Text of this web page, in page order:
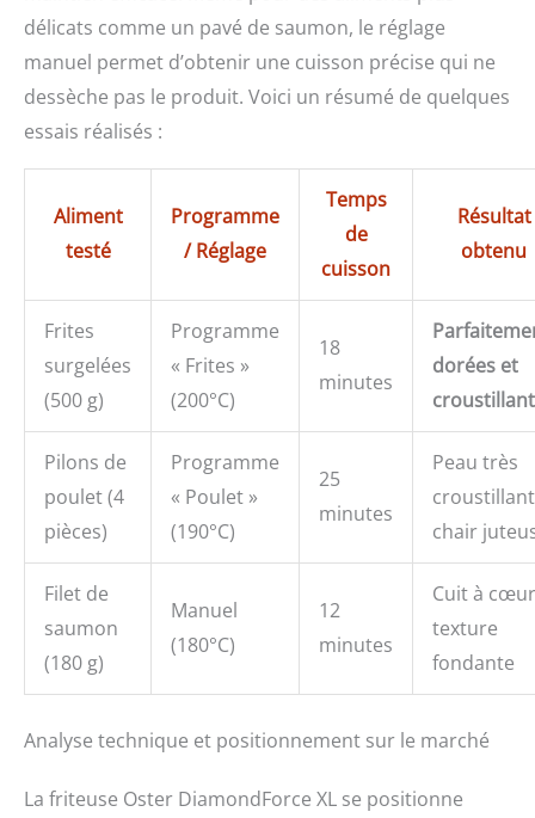
délicats comme un pavé de saumon, le réglage
manuel permet d’obtenir une cuisson précise qui ne
dessèche pas le produit. Voici un résumé de quelques
essais réalisés :
Aliment
testé
Programme
/ Réglage
Temps
de
cuisson
Résultat
obtenu
Frites
surgelées
(500 g)
Programme
« Frites »
(200°C)
18
minutes
dorées et
Pilons de
poulet (4
pièces)
Programme
« Poulet »
(190°C)
25
minutes
Peau très
chair
Filet de
saumon
(180 g)
Manuel
(180°C)
12
minutes
Cuit à
texture
fondante
Analyse technique et positionnement sur le marché
La friteuse Oster DiamondForce XL se positionne